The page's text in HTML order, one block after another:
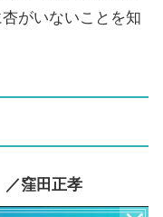
がいないことを知
／窪田正孝